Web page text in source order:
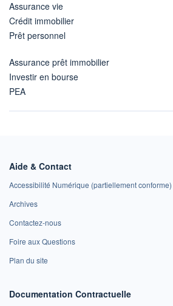
Assurance vie
Crédit immobilier
Prêt personnel
Assurance prêt immobilier
Investir en bourse
PEA
Aide & Contact
Accessibilité Numérique (partiellement conforme)
Archives
Contactez-nous
Foire aux Questions
Plan du site
Documentation Contractuelle